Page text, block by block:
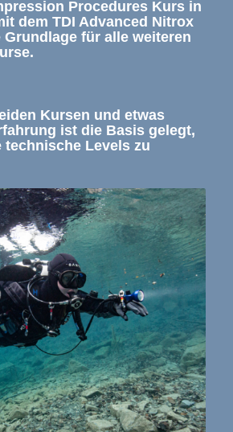
Procedures Kurs in
dem TDI Advanced Nitrox
für alle weiteren
Kursen und etwas
ist die Basis gelegt,
technische Levels zu